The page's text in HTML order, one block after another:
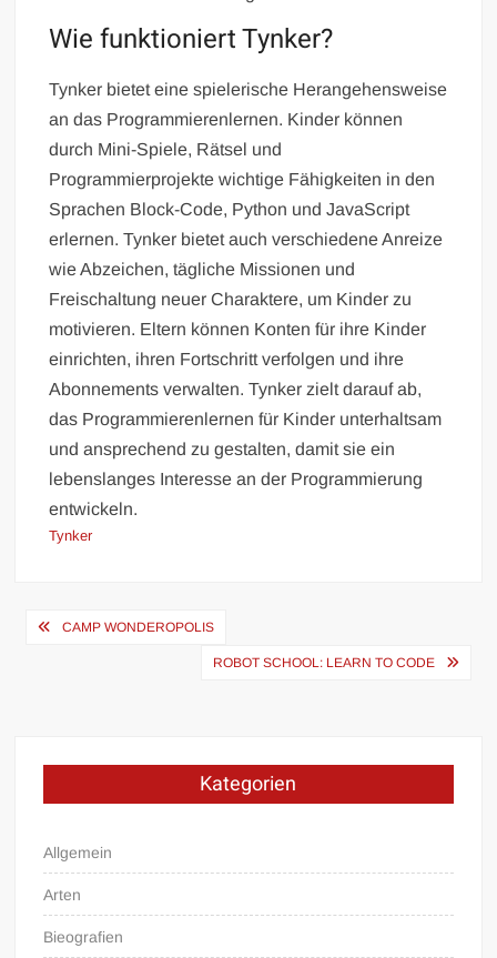
Wie funktioniert Tynker?
Tynker bietet eine spielerische Herangehensweise
an das Programmierenlernen. Kinder können
durch Mini-Spiele, Rätsel und
Programmierprojekte wichtige Fähigkeiten in den
Sprachen Block-Code, Python und JavaScript
erlernen. Tynker bietet auch verschiedene Anreize
wie Abzeichen, tägliche Missionen und
Freischaltung neuer Charaktere, um Kinder zu
motivieren. Eltern können Konten für ihre Kinder
einrichten, ihren Fortschritt verfolgen und ihre
Abonnements verwalten. Tynker zielt darauf ab,
das Programmierenlernen für Kinder unterhaltsam
und ansprechend zu gestalten, damit sie ein
lebenslanges Interesse an der Programmierung
entwickeln.
Tynker
Beitragsnavigation
CAMP WONDEROPOLIS
ROBOT SCHOOL: LEARN TO CODE
Kategorien
Allgemein
Arten
Bieografien